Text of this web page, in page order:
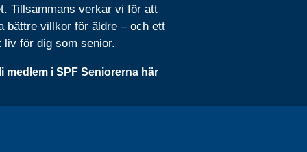
Tillsammans verkar vi för att
bättre villkor för äldre – och ett
liv för dig som senior.
medlem i SPF Seniorerna här